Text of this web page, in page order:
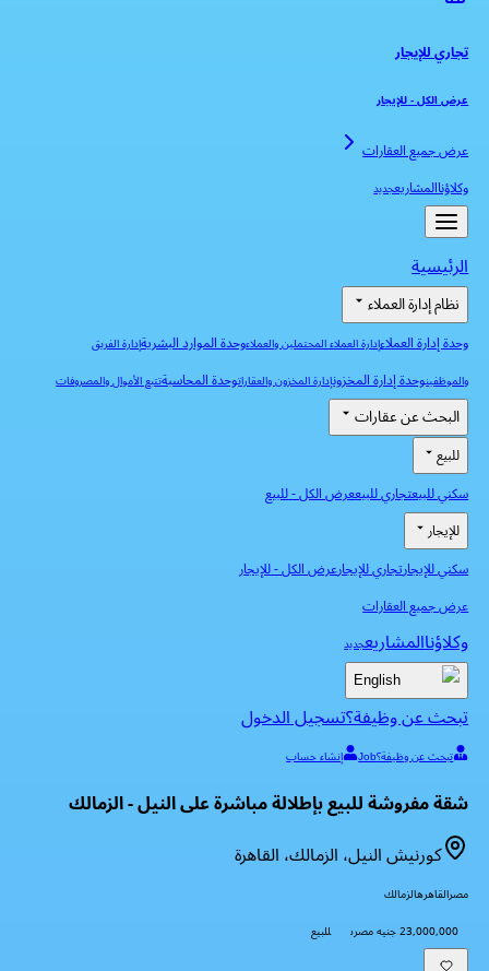
تجاري للإيجار
عرض الكل-للإيجار
عرض جميع العقارات
وكلاؤناالمشاريعجديد
الرئيسية
نظام إدارة العملاء
وحدة إدارة العملاءإدارة العملاء المحتملين والعملاءوحدة الموارد البشريةإدارة الفريق
والموظفينوحدة إدارة المخزونإدارة المخزون والعقاراتوحدة المحاسبةتتبع الأموال والمصروفات
البحث عن عقارات
للبيع
سكني للبيعتجاري للبيععرض الكل-للبيع
للإيجار
سكني للإيجارتجاري للإيجارعرض الكل-للإيجار
عرض جميع العقارات
وكلاؤناالمشاريعجديد
English
تبحث عن وظيفة؟تسجيل الدخول
تبحث عن وظيفة؟Job إنشاء حساب
شقة مفروشة للبيع بإطلالة مباشرة على النيل - الزمالك
كورنيش النيل، الزمالك، القاهرة
مصرالقاهرهالزمالك
23,000,000 جنيه مصرى
للبيع